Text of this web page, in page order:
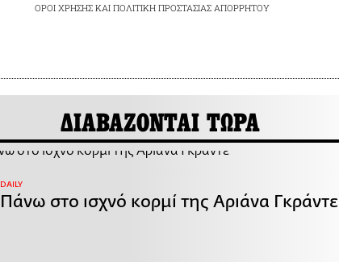
ΟΡΟΙ ΧΡΗΣΗΣΚΑΙ ΠΟΛΙΤΙΚΗ ΠΡΟΣΤΑΣΙΑΣ ΑΠΟΡΡΗΤΟΥ
ΔΙΑΒΑΖΟΝΤΑΙ ΤΩΡΑ
DAILY
Πάνω στο ισχνό κορμί της Αριάνα Γκράντε